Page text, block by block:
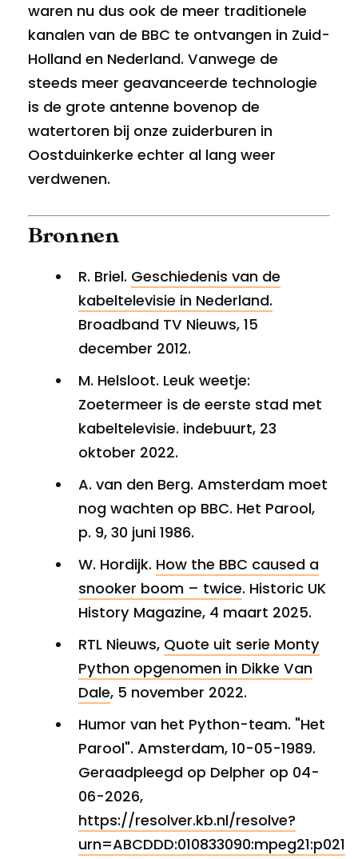
waren nu dus ook de meer traditionele
kanalen van de BBC te ontvangen in Zuid-
Holland en Nederland. Vanwege de
steeds meer geavanceerde technologie
is de grote antenne bovenop de
watertoren bij onze zuiderburen in
Oostduinkerke echter al lang weer
verdwenen.
Bronnen
R. Briel. Geschiedenis van de
kabeltelevisie in Nederland.
Broadband TV Nieuws, 15
december 2012.
M. Helsloot. Leuk weetje:
Zoetermeer is de eerste stad met
kabeltelevisie. indebuurt, 23
oktober 2022.
A. van den Berg. Amsterdam moet
nog wachten op BBC. Het Parool,
p. 9, 30 juni 1986.
W. Hordijk. How the BBC caused a
snooker boom – twice. Historic UK
History Magazine, 4 maart 2025.
RTL Nieuws, Quote uit serie Monty
Python opgenomen in Dikke Van
Dale, 5 november 2022.
Humor van het Python-team. "Het
Parool". Amsterdam, 10-05-1989.
Geraadpleegd op Delpher op 04-
06-2026,
https://resolver.kb.nl/resolve?
urn=ABCDDD:010833090:mpeg21:p021